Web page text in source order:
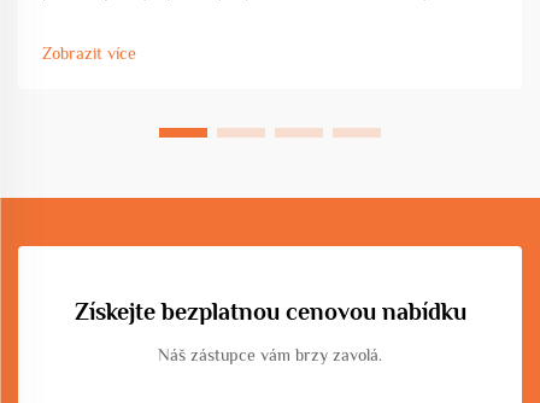
Zobrazit více
Získejte bezplatnou cenovou nabídku
Náš zástupce vám brzy zavolá.